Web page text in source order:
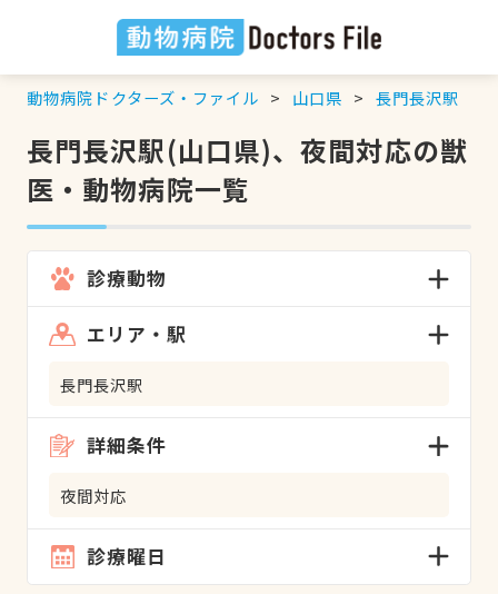
動物病院ドクターズ・ファイル 山口県 長門長沢駅
長門長沢駅(山口県)、夜間対応の獣
医・動物病院一覧
診療動物
エリア・駅
長門長沢駅
詳細条件
夜間対応
診療曜日